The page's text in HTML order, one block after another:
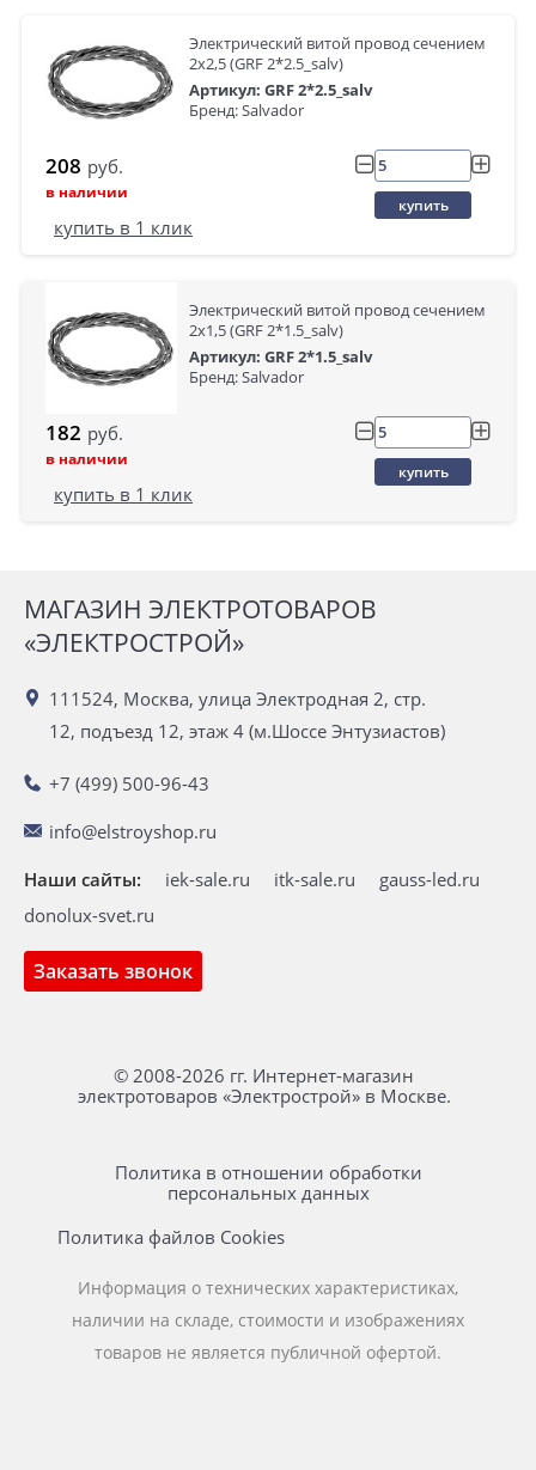
Электрический витой провод сечением
2x2,5 (GRF 2*2.5_salv)
Артикул: GRF 2*2.5_salv
Бренд: Salvador
208 руб.
в наличии
купить
купить в 1 клик
Электрический витой провод сечением
2x1,5 (GRF 2*1.5_salv)
Артикул: GRF 2*1.5_salv
Бренд: Salvador
182 руб.
в наличии
купить
купить в 1 клик
МАГАЗИН ЭЛЕКТРОТОВАРОВ
«ЭЛЕКТРОСТРОЙ»
111524, Москва, улица Электродная 2, стр.
12, подъезд 12, этаж 4 (м.Шоссе Энтузиастов)
+7 (499) 500-96-43
info@elstroyshop.ru
Заказать звонок
Наши сайты: iek-sale.ru itk-sale.ru
gauss-led.ru
donolux-svet.ru
© 2008-2026 гг. Интернет-магазин
электротоваров «Электрострой» в Москве.
Политика в отношении обработки
персональных данных
Политика файлов Cookies
Информация о технических характеристиках,
наличии на складе, стоимости и изображениях
товаров не является публичной офертой.